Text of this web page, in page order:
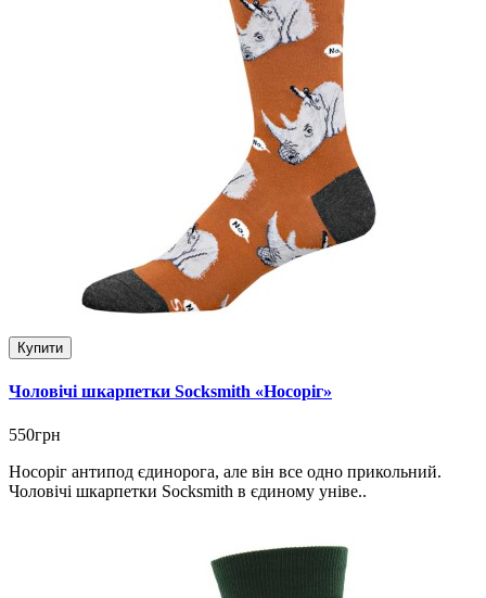
Купити
Чоловічі шкарпетки Socksmith «Носоріг»
550грн
Носоріг антипод єдинорога, але він все одно прикольний.
Чоловічі шкарпетки Socksmith в єдиному уніве..